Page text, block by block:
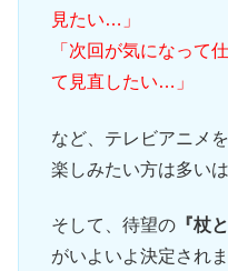
見たい…」
「次回が気になって
て見直したい…」
など、テレビアニメ
楽しみたい方は多いは
そして、待望の『杖
がいよいよ決定されま